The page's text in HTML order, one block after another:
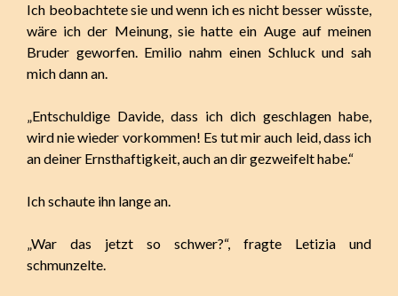
Ich beobachtete sie und wenn ich es nicht besser wüsste,
wäre ich der Meinung, sie hatte ein Auge auf meinen
Bruder geworfen. Emilio nahm einen Schluck und sah
mich dann an.
„Entschuldige Davide, dass ich dich geschlagen habe,
wird nie wieder vorkommen! Es tut mir auch leid, dass ich
an deiner Ernsthaftigkeit, auch an dir gezweifelt habe.“
Ich schaute ihn lange an.
„War das jetzt so schwer?“, fragte Letizia und
schmunzelte.